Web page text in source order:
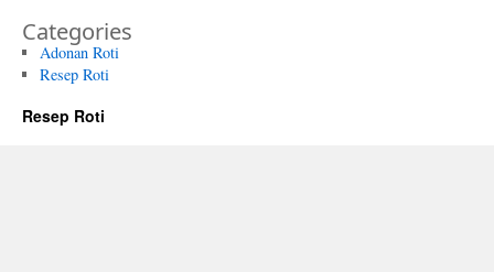
Categories
Adonan Roti
Resep Roti
Resep Roti